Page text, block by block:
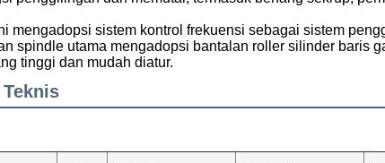
mengadopsi sistem kontrol frekuensi sebagai sistem
spindle utama mengadopsi bantalan roller silinder baris
tinggi dan mudah diatur.